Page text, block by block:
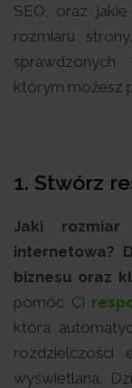
SEO, oraz
rozmiaru
którym możesz
1. Stwórz
Jaki
internetowa?
biznesu oraz
pomóc Ci
która
rozdzielczości
wyświetlana.